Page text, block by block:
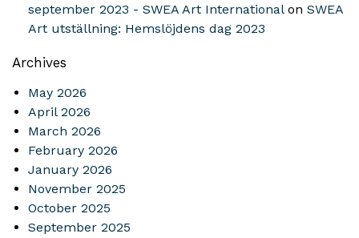
september 2023 - SWEA Art Internationalon SWEA
Art utställning: Hemslöjdens dag 2023
Archives
May 2026
April 2026
March 2026
February 2026
January 2026
November 2025
October 2025
September 2025